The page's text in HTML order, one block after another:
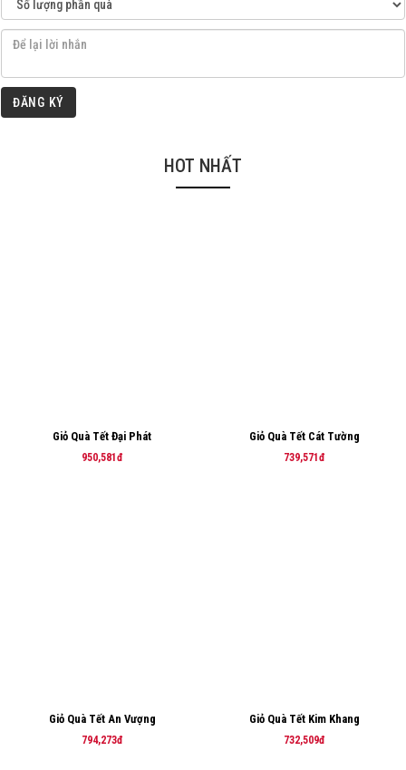
ĐĂNG KÝ
HOT NHẤT
Giỏ Quà Tết Đại Phát
950,581đ
Giỏ Quà Tết Cát Tường
739,571đ
Giỏ Quà Tết An Vượng
794,273đ
Giỏ Quà Tết Kim Khang
732,509đ